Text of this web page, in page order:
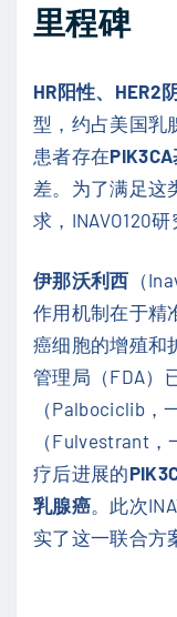
里程碑
HR阳性、HER2
型，约占美国乳
患者存在
差。为了满足这
求，INAVO120研
伊那沃利西 （
作用机制在于精
癌细胞的增殖和
管理局（FDA）
（Palbociclib，
（Fulvestrant
疗后进展的
乳腺癌。此次
实了这一联合方